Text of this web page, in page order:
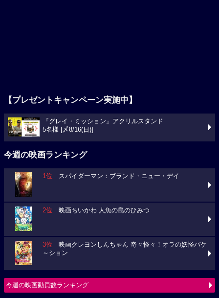
【プレゼントキャンペーン実施中】
『グレイ・ミッション』アクリルスタンド
5名様 [〆8/16(日)]
今週の映画ランキング
1位 スパイダーマン：ブランド・ニュー・デイ
2位 映画ちいかわ 人魚の島のひみつ
3位 映画クレヨンしんちゃん 奇々怪々！オラの妖怪バケ
～ション
今週の映画動員数ランキング